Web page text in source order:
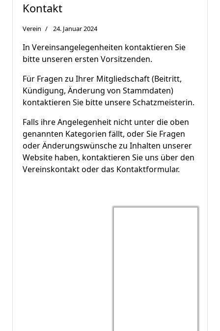
Kontakt
Verein 24. Januar 2024
In Vereinsangelegenheiten kontaktieren Sie
bitte unseren ersten Vorsitzenden.
Für Fragen zu Ihrer Mitgliedschaft (Beitritt,
Kündigung, Änderung von Stammdaten)
kontaktieren Sie bitte unsere Schatzmeisterin.
Falls ihre Angelegenheit nicht unter die oben
genannten Kategorien fällt, oder Sie Fragen
oder Änderungswünsche zu Inhalten unserer
Website haben, kontaktieren Sie uns über den
Vereinskontakt oder das Kontaktformular.